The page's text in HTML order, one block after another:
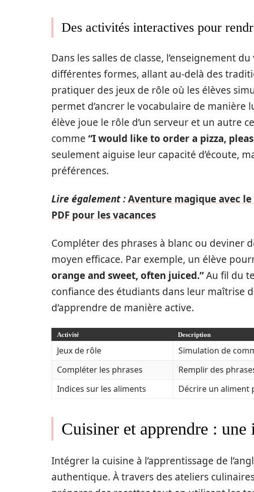
Des activités interactives pour
Dans les salles de classe, l’enseignement
différentes formes, allant au-delà des
pratiquer des jeux de rôle où les élèves
permet d’ancrer le vocabulaire de
élève joue le rôle d’un serveur et un autre
comme “I would like to order a pizza,
seulement aiguise leur capacité d’écoute,
préférences.
Lire également :Aventure magique avec
PDF pour les vacances
Compléter des phrases à blanc ou deviner
moyen efficace. Par exemple, un élève
orange and sweet, often juiced.”Au fil du
confiance des étudiants dans leur maîtrise
d’apprendre de manière active.
Activité Description
Jeux de rôle
Simulation de
Compléter les phrases
Remplir des
Indices sur les aliments
Décrire un aliment
Cuisiner et apprendre :
Intégrer la cuisine à l’apprentissage de
authentique. À travers des ateliers